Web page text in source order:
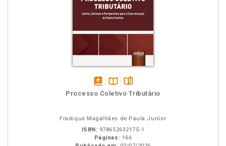
disponívelDisponível
páginas
Processo Coletivo Tributário
Fradique Magalhães de Paula Junior
ISBN: 978652632175-1
Páginas: 166